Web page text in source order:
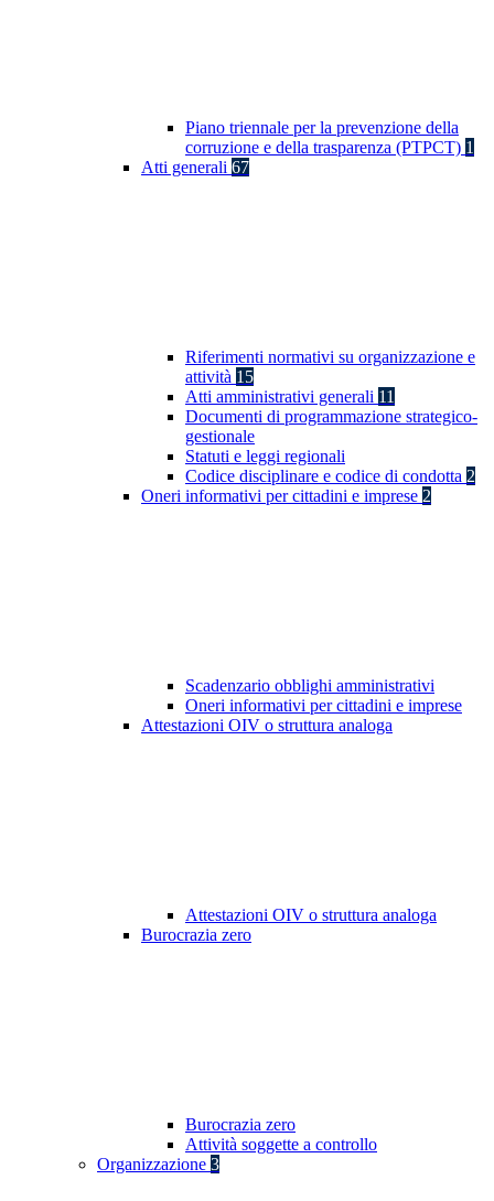
Piano triennale per la prevenzione della
corruzione e della trasparenza (PTPCT) 1
Atti generali 67
Riferimenti normativi su organizzazione e
attività 15
Atti amministrativi generali 11
Documenti di programmazione strategico-
gestionale
Statuti e leggi regionali
Codice disciplinare e codice di condotta 2
Oneri informativi per cittadini e imprese 2
Scadenzario obblighi amministrativi
Oneri informativi per cittadini e imprese
Attestazioni OIV o struttura analoga
Attestazioni OIV o struttura analoga
Burocrazia zero
Burocrazia zero
Attività soggette a controllo
Organizzazione 3